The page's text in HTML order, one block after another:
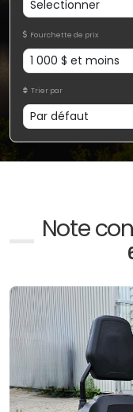
Fourchette de prix
Trier par
Note
EN INVENTAIRE